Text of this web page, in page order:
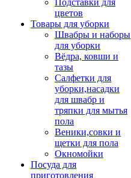
Подставки для
цветов
Товары для уборки
Швабры и наборы
для уборки
Вёдра, ковши и
тазы
Салфетки для
уборки,насадки
для швабр и
тряпки для мытья
пола
Веники,совки и
щетки для пола
Окномойки
Посуда для
приготовления